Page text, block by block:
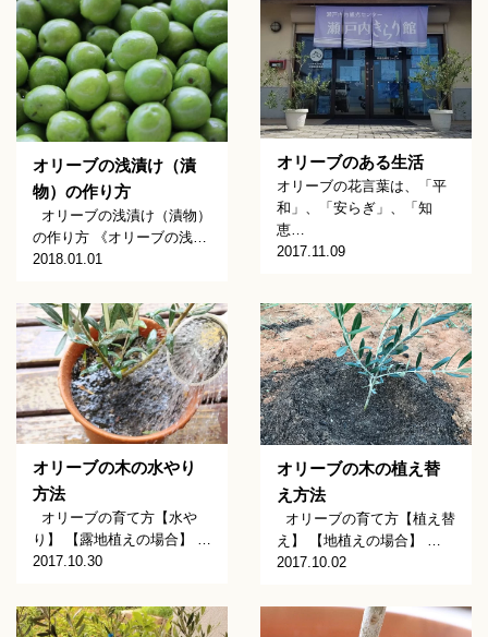
オリーブの浅漬け（漬
物）の作り方
オリーブの浅漬け（漬物）
の作り方 《オリーブの浅…
2018.01.01
オリーブのある生活
オリーブの花言葉は、「平
和」、「安らぎ」、「知
恵…
2017.11.09
オリーブの木の水やり
方法
オリーブの育て方【水や
り】 【露地植えの場合】 …
2017.10.30
オリーブの木の植え替
え方法
オリーブの育て方【植え替
え】 【地植えの場合】 …
2017.10.02